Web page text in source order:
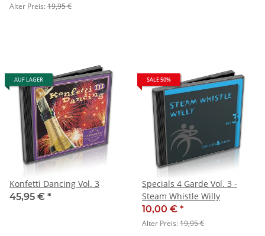
Alter Preis:19,95 €
AUF LAGER
Konfetti Dancing Vol. 3
45,95 € *
SALE 50%
Specials 4 Garde Vol. 3 -
Steam Whistle Willy
10,00 € *
Alter Preis:19,95 €